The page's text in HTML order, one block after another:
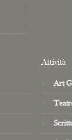
Attività
Art